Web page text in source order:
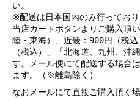
い。
※配送は日本国内のみ行っており
当店カートボタンよりご購入頂
陸・東海）、近畿：900円（税
（税込）」「北海道、九州、
す。メール便にて配送する場合
ます。（※離島除く）
なおメールにて直接ご購入頂く